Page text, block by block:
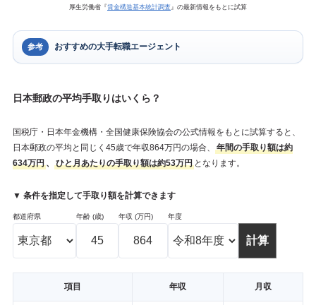
厚生労働省『賃金構造基本統計調査 』の最新情報をもとに試算
参考 おすすめの大手転職エージェント
日本郵政の平均手取りはいくら？
国税庁・日本年金機構・全国健康保険協会の公式情報をもとに試算すると、
日本郵政の平均と同じく45歳で年収864万円の場合、
年間の手取り額は約
634万円 、 ひと月あたりの手取り額は約53万円 となります。
▼ 条件を指定して手取り額を計算できます
都道府県 年齢 (歳) 年収 (万円) 年度
項目 年収 月収